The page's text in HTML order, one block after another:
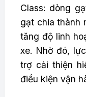
Class: dòng
gạt chia thành
tăng độ linh
xe. Nhờ đó,
trợ cải thiện
điều kiện vận